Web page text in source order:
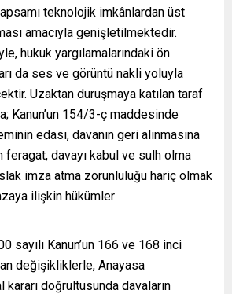
teknolojik imkânlardan üst
amacıyla genişletilmektedir.
hukuk yargılamalarındaki ön
da ses ve görüntü nakli yoluyla
Uzaktan duruşmaya katılan taraf
Kanun’un 154/3-ç maddesinde
edası, davanın geri alınmasına
feragat, davayı kabul ve sulh olma
imza atma zorunluluğu hariç olmak
ilişkin hükümler
sayılı Kanun’un 166 ve 168 inci
değişikliklerle, Anayasa
kararı doğrultusunda davaların